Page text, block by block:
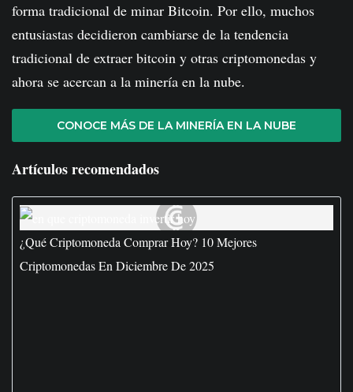
forma tradicional de minar Bitcoin. Por ello, muchos
entusiastas decidieron cambiarse de la tendencia
tradicional de extraer bitcoin y otras criptomonedas y
ahora se acercan a la minería en la nube.
CONOCE MÁS DE LA MINERÍA EN LA NUBE
Artículos recomendados
¿Qué Criptomoneda Comprar Hoy? 10 Mejores
Criptomonedas En Diciembre De 2025